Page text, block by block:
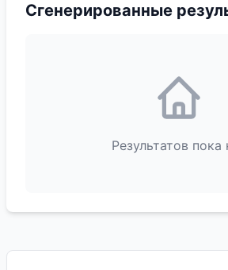
Сгенерированные
Результатов пока